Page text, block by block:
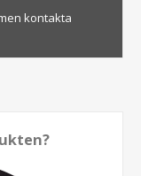
kontakta